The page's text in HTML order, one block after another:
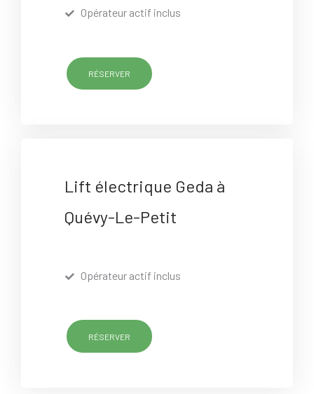
Opérateur actif inclus
RÉSERVER
Lift électrique Geda à
Quévy-Le-Petit
Opérateur actif inclus
RÉSERVER